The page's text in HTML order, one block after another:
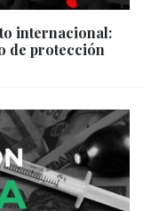
internacional:
de protección